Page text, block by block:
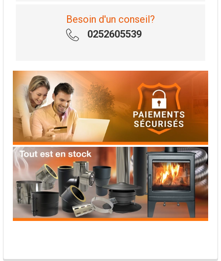
Besoin d'un conseil?
0252605539